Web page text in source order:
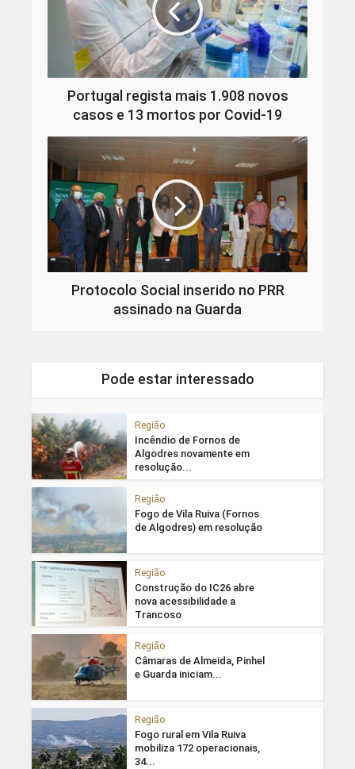
Portugal regista mais 1.908 novos
casos e 13 mortos por Covid-19
Protocolo Social inserido no PRR
assinado na Guarda
Pode estar interessado
Região
Incêndio de Fornos de
Algodres novamente em
resolução...
Região
Fogo de Vila Ruiva (Fornos
de Algodres) em resolução
Região
Construção do IC26 abre
nova acessibilidade a
Trancoso
Região
Câmaras de Almeida, Pinhel
e Guarda iniciam...
Região
Fogo rural em Vila Ruiva
mobiliza 172 operacionais,
34...